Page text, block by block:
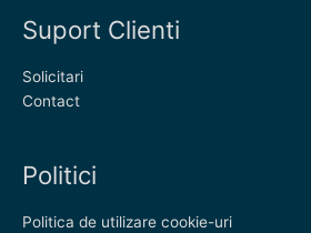
Suport Clienti
Solicitari
Contact
Politici
Politica de utilizare cookie-uri